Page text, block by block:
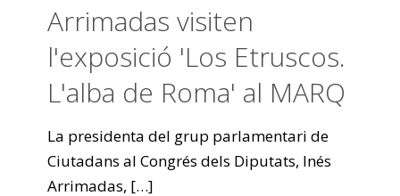
Arrimadas visiten
l'exposició 'Los Etruscos.
L'alba de Roma' al MARQ
La presidenta del grup parlamentari de
Ciutadans al Congrés dels Diputats, Inés
Arrimadas, […]